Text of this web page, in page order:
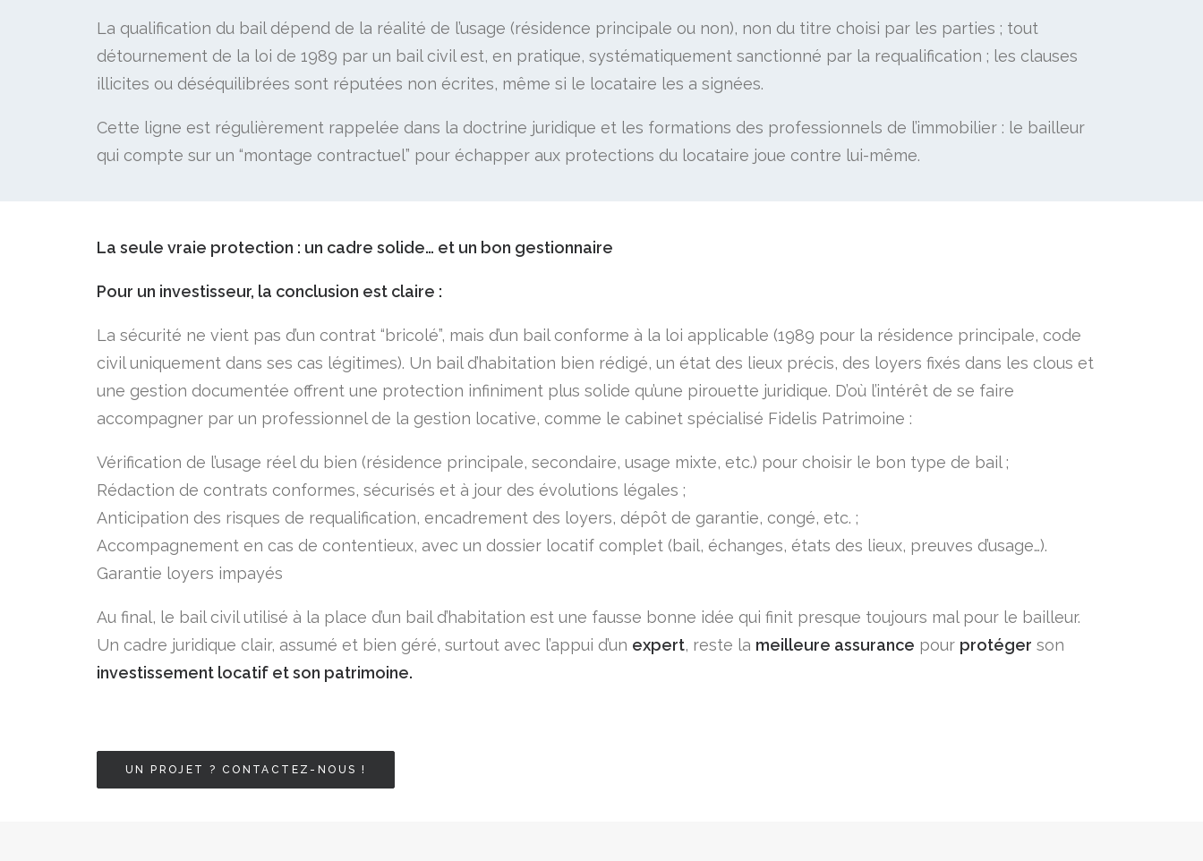
La qualification du bail dépend de la réalité de l’usage (résidence principale ou non), non du titre choisi par les parties ; tout
détournement de la loi de 1989 par un bail civil est, en pratique, systématiquement sanctionné par la requalification ; les clauses
illicites ou déséquilibrées sont réputées non écrites, même si le locataire les a signées.​
Cette ligne est régulièrement rappelée dans la doctrine juridique et les formations des professionnels de l’immobilier : le bailleur
qui compte sur un “montage contractuel” pour échapper aux protections du locataire joue contre lui-même.
La seule vraie protection : un cadre solide… et un bon gestionnaire
Pour un investisseur, la conclusion est claire :
La sécurité ne vient pas d’un contrat “bricolé”, mais d’un bail conforme à la loi applicable (1989 pour la résidence principale, code
civil uniquement dans ses cas légitimes). Un bail d’habitation bien rédigé, un état des lieux précis, des loyers fixés dans les clous et
une gestion documentée offrent une protection infiniment plus solide qu’une pirouette juridique.​ D’où l’intérêt de se faire
accompagner par un professionnel de la gestion locative, comme le cabinet spécialisé Fidelis Patrimoine :
Vérification de l’usage réel du bien (résidence principale, secondaire, usage mixte, etc.) pour choisir le bon type de bail ;
Rédaction de contrats conformes, sécurisés et à jour des évolutions légales ;
Anticipation des risques de requalification, encadrement des loyers, dépôt de garantie, congé, etc. ;
Accompagnement en cas de contentieux, avec un dossier locatif complet (bail, échanges, états des lieux, preuves d’usage…).​
Garantie loyers impayés
Au final, le bail civil utilisé à la place d’un bail d’habitation est une fausse bonne idée qui finit presque toujours mal pour le bailleur.
Un cadre juridique clair, assumé et bien géré, surtout avec l’appui d’un expert, reste la meilleure assurance pour protéger son
investissement locatif et son patrimoine.
UN PROJET ? CONTACTEZ-NOUS !